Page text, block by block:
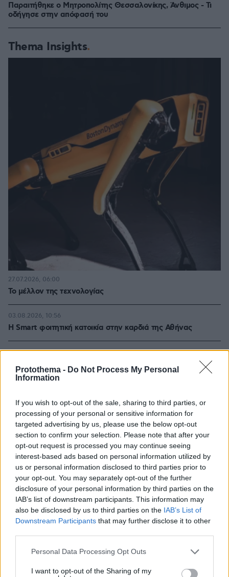
Protothema - Do Not Process My Personal
Information
If you wish to opt-out of the sale, sharing to third parties, or
processing of your personal or sensitive information for
targeted advertising by us, please use the below opt-out
section to confirm your selection. Please note that after your
opt-out request is processed you may continue seeing
interest-based ads based on personal information utilized by
us or personal information disclosed to third parties prior to
your opt-out. You may separately opt-out of the further
disclosure of your personal information by third parties on the
IAB’s list of downstream participants. This information may
also be disclosed by us to third parties on the IAB’s List of
Downstream Participants that may further disclose it to other
Please note that this website/app uses one or more Google
not limited to your visit or usage behaviour. You may click to
Personal Data Processing Opt Outs
I want to opt-out of the Sharing of my
Παραιτήθηκε ο Μητροπολίτης Θεσσαλονίκης, Άνθιμος - Τι
οδήγησε στην απόφασή του
Thema Insights
Το μέλλον της τεχνολογίας
27.07.2026, 06:00
Η Smart φοιτητική κατοικία στην καρδιά της Αθήνας
03.08.2026, 10:56
Επαγγελματική Εκπαίδευση & Εξειδίκευση: Το Mοντέλο που
σε Bάζει στην Aγορά Eργασίας
26.07.2026, 09:54
ΣΧΟΛΙΑ(105)
ΠΡΟΣΘΗΚΗ ΣΧΟΛΙΟΥ
14.08.2023, 15:21
΄Οχι οτι και εγώ γνωρίζω πολλά απο τα
εκκλησιαστικά, αλλά απο τα ελάχιστα που γνωρίζω
βλέπω εντελώς άσχετους να έχουν άποψη και να
σχιλιάζουν απλώς να χύσουν το δηλητήριό τους.
ΑΠΑΝΤΗΣΗ
09.08.2023, 22:02